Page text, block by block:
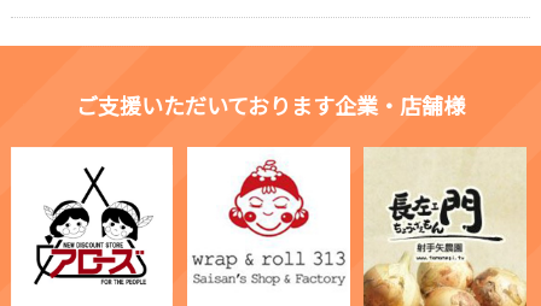
ご支援いただいております企業・店舗様